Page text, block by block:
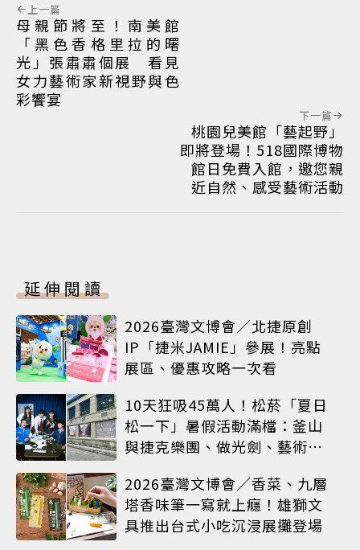
上一篇
母親節將至！南美館
「黑色香格里拉的曙
光」張肅肅個展 看見
女力藝術家新視野與色
彩饗宴
下一篇
桃園兒美館「藝起野」
即將登場！518國際博物
館日免費入館，邀您親
近自然、感受藝術活動
延伸閱讀
2026臺灣文博會／北捷原創
IP「捷米JAMIE」參展！亮點
展區、優惠攻略一次看
10天狂吸45萬人！松菸「夏日
松一下」暑假活動滿檔：釜山
與捷克樂團、做光劍、藝術窗
2026臺灣文博會／香菜、九層
塔香味筆一寫就上癮！雄獅文
具推出台式小吃沉浸展攤登場